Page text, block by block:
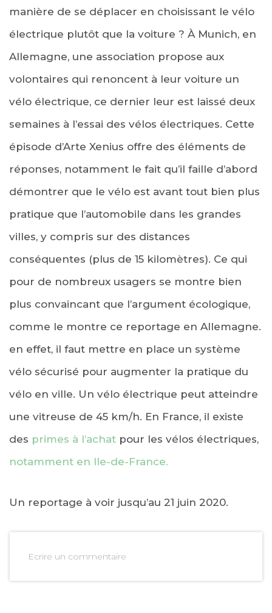
manière de se déplacer en choisissant le vélo
électrique plutôt que la voiture ? À Munich, en
Allemagne, une association propose aux
volontaires qui renoncent à leur voiture un
vélo électrique, ce dernier leur est laissé deux
semaines à l’essai des vélos électriques. Cette
épisode d’Arte Xenius offre des éléments de
réponses, notamment le fait qu’il faille d’abord
démontrer que le vélo est avant tout bien plus
pratique que l’automobile dans les grandes
villes, y compris sur des distances
conséquentes (plus de 15 kilomètres). Ce qui
pour de nombreux usagers se montre bien
plus convaincant que l’argument écologique,
comme le montre ce reportage en Allemagne.
en effet, il faut mettre en place un système
vélo sécurisé pour augmenter la pratique du
vélo en ville. Un vélo électrique peut atteindre
une vitreuse de 45 km/h. En France, il existe
des primes à l’achat pour les vélos électriques,
notamment en Ile-de-France.
Un reportage à voir jusqu’au 21 juin 2020.
Ecrire un commentaire